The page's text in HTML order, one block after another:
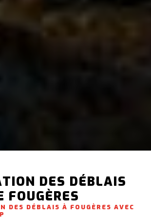
DES DÉBLAIS
FOUGÈRES
DES DÉBLAIS À FOUGÈRES AVEC